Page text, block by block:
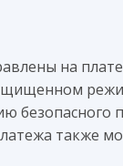
на
также